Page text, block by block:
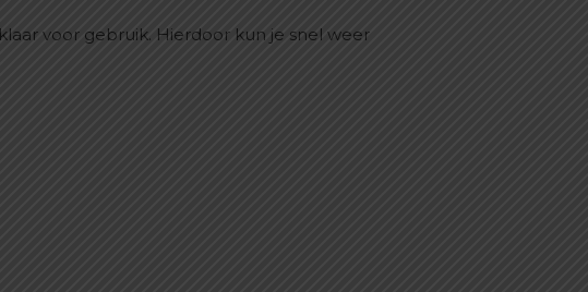
voor gebruik. Hierdoor kun je snel weer